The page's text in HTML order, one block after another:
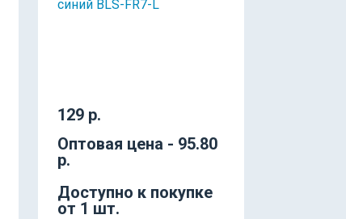
129 р.
Оптовая цена - 95.80
р.
Доступно к покупке
от 1 шт.